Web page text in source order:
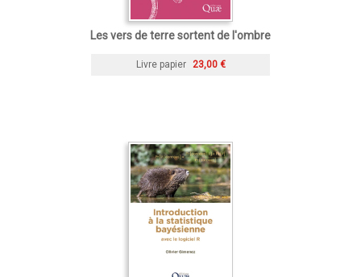
Les vers de terre sortent de l'ombre
Livre papier 23,00 €